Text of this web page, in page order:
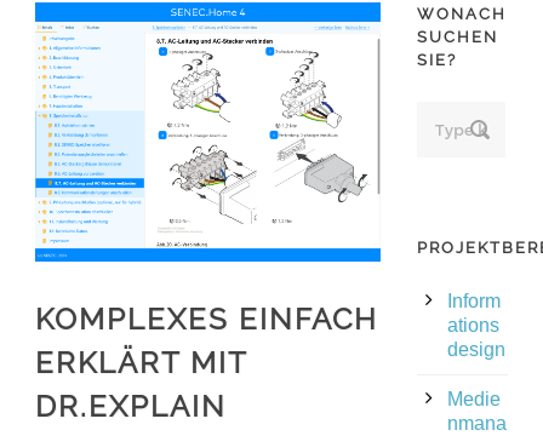
KOMPLEXES EINFACH
ERKLÄRT MIT
DR.EXPLAIN
WONACH
SUCHEN
SIE?
Inform
ations
design
Medie
nmana